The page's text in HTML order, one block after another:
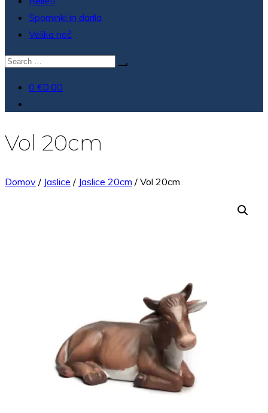
Spominki in darila
Velika noč
Išči:
0 €0.00
Vol 20cm
Domov / Jaslice / Jaslice 20cm / Vol 20cm